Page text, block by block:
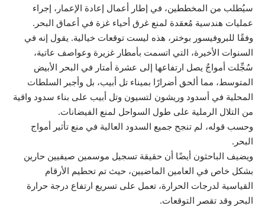
سيُطلب من المخططين، في إطار أعمال إعادة الإعمار، إجراء
عمليات هندسية مُعقدة لمنع غرق أحياء غزة في أعماق البحر.
وفقًا للبروفيسور بوختر، هذه ليست توقعات خيالية. يقول إنه في
السنوات الأخيرة، التي اتسمت بأمطار غزيرة وعواصف عاتية،
سُجِّلت أمواجٌ يصل ارتفاعها إلى عشرة أمتار في البحر الأبيض
المتوسط، مما ألحق أضرارًا بميناء تل أبيب، بل وأجبر السلطات
المحلية في أسدود وريشون لتسيون وتل أبيب على بناء سدود واقية
من التلال الرملية على طول السواحل لمنع الفيضانات.
وحسب قوله، لم تنجح جميع السدود العالية في منع تأثير أمواج
البحر.
ويضيف الباحثون أيضًا أن حقيقة تسجيل موسمين صيفيين حارين
بشكل خاص في العامين الماضيين، حيث تم تحطيم الأرقام
القياسية لدرجات الحرارة، تعمل على تسريع ارتفاع درجة حرارة
البحر وقد تقصر التوقعات.